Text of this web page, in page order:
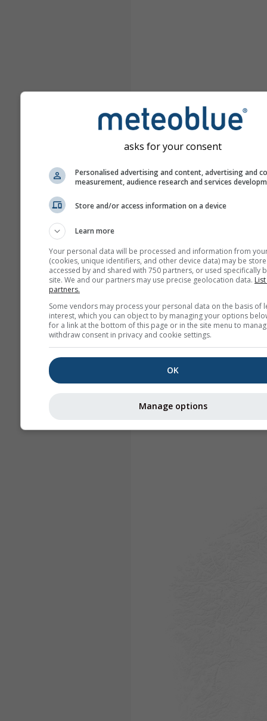
asks for your consent
Personalised advertising and content, advertising and
measurement, audience research and services
Store and/or access information on a device
Learn more
Your personal data will be processed and information from
(cookies, unique identifiers, and other device data) may be
accessed by and shared with 750 partners, or used specifically
site. We and our partners may use precise geolocation data.
partners.
Some vendors may process your personal data on the basis of
interest, which you can object to by managing your options
for a link at the bottom of this page or in the site menu to
withdraw consent in privacy and cookie settings.
OK
Manage options